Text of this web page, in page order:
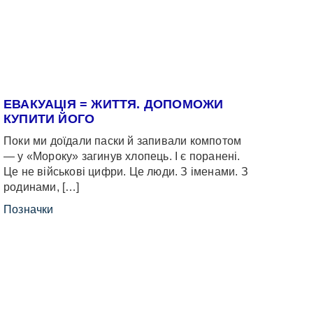
ЕВАКУАЦІЯ = ЖИТТЯ. ДОПОМОЖИ
КУПИТИ ЙОГО
Поки ми доїдали паски й запивали компотом
— у «Мороку» загинув хлопець. І є поранені.
Це не військові цифри. Це люди. З іменами. З
родинами, […]
Позначки